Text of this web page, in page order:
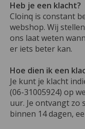
Heb je een klacht?
Cloinq is constant
webshop. Wij
ons laat weten
er iets beter kan.
Hoe dien ik een
Je kunt je klacht
(06-31005924) op
uur. Je ontvangt zo
binnen 14 dagen,